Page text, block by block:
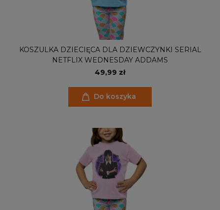
KOSZULKA DZIECIĘCA DLA DZIEWCZYNKI SERIAL
NETFLIX WEDNESDAY ADDAMS
49,99 zł
Do koszyka